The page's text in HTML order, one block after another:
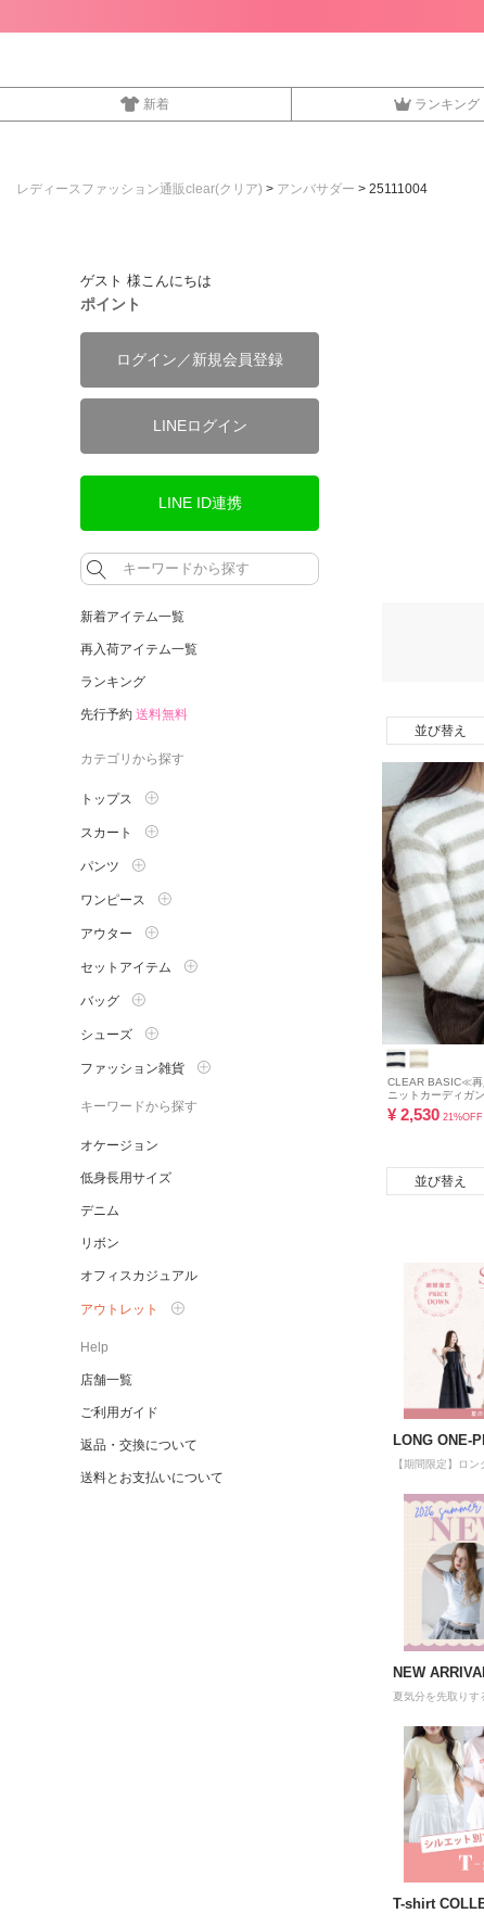
新着 ランキング
レディースファッション通販clear(クリア) アンバサダー 25111004
ゲスト 様こんにちは
ポイント
ログイン／新規会員登録
LINEログイン
LINE ID連携
新着アイテム一覧
再入荷アイテム一覧
ランキング
先行予約 送料無料
カテゴリから探す
トップス
スカート
パンツ
ワンピース
アウター
セットアイテム
バッグ
シューズ
ファッション雑貨
キーワードから探す
オケージョン
低身長用サイズ
デニム
リボン
オフィスカジュアル
アウトレット
Help
店舗一覧
ご利用ガイド
返品・交換について
送料とお支払いについて
並び替え
CLEAR BASIC≪
ニットカーディガ
¥ 2,530 21%OFF
並び替え
LONG ONE-
【期間限定】ロ
NEW
夏気分を先取り
T-shirt